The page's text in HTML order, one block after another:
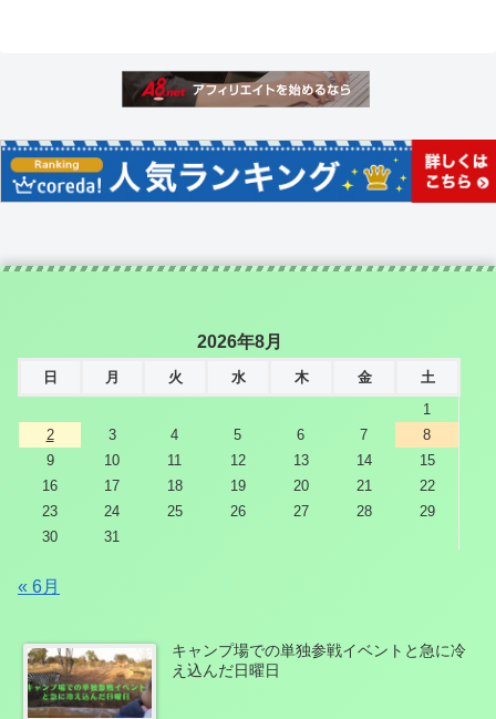
2026年8月
日 月 火 水 木 金
土
1
2
3 4 5 6 7
8
9
10 11 12 13 14
15
16
17 18 19 20 21
22
23
24 25 26 27 28
29
30
31
« 6月
キャンプ場での単独参戦イベントと急に冷
え込んだ日曜日